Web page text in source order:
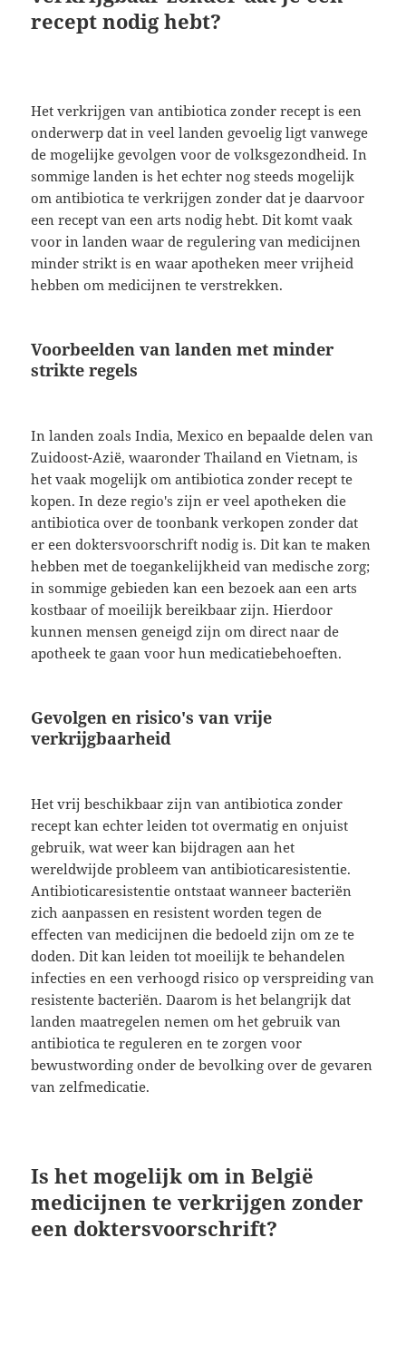
recept nodig hebt?
Het verkrijgen van antibiotica zonder recept is een
onderwerp dat in veel landen gevoelig ligt vanwege
de mogelijke gevolgen voor de volksgezondheid. In
sommige landen is het echter nog steeds mogelijk
om antibiotica te verkrijgen zonder dat je daarvoor
een recept van een arts nodig hebt. Dit komt vaak
voor in landen waar de regulering van medicijnen
minder strikt is en waar apotheken meer vrijheid
hebben om medicijnen te verstrekken.
Voorbeelden van landen met minder
strikte regels
In landen zoals India, Mexico en bepaalde delen van
Zuidoost-Azië, waaronder Thailand en Vietnam, is
het vaak mogelijk om antibiotica zonder recept te
kopen. In deze regio's zijn er veel apotheken die
antibiotica over de toonbank verkopen zonder dat
er een doktersvoorschrift nodig is. Dit kan te maken
hebben met de toegankelijkheid van medische zorg;
in sommige gebieden kan een bezoek aan een arts
kostbaar of moeilijk bereikbaar zijn. Hierdoor
kunnen mensen geneigd zijn om direct naar de
apotheek te gaan voor hun medicatiebehoeften.
Gevolgen en risico's van vrije
verkrijgbaarheid
Het vrij beschikbaar zijn van antibiotica zonder
recept kan echter leiden tot overmatig en onjuist
gebruik, wat weer kan bijdragen aan het
wereldwijde probleem van antibioticaresistentie.
Antibioticaresistentie ontstaat wanneer bacteriën
zich aanpassen en resistent worden tegen de
effecten van medicijnen die bedoeld zijn om ze te
doden. Dit kan leiden tot moeilijk te behandelen
infecties en een verhoogd risico op verspreiding van
resistente bacteriën. Daarom is het belangrijk dat
landen maatregelen nemen om het gebruik van
antibiotica te reguleren en te zorgen voor
bewustwording onder de bevolking over de gevaren
van zelfmedicatie.
Is het mogelijk om in België
medicijnen te verkrijgen zonder
een doktersvoorschrift?